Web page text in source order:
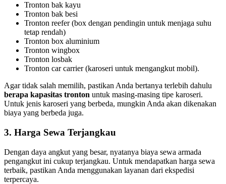
Tronton bak kayu
Tronton bak besi
Tronton reefer (box dengan pendingin untuk menjaga suhu
tetap rendah)
Tronton box aluminium
Tronton wingbox
Tronton losbak
Tronton car carrier (karoseri untuk mengangkut mobil).
Agar tidak salah memilih, pastikan Anda bertanya terlebih dahulu
berapa kapasitas tronton untuk masing-masing tipe karoseri.
Untuk jenis karoseri yang berbeda, mungkin Anda akan dikenakan
biaya yang berbeda juga.
3. Harga Sewa Terjangkau
Dengan daya angkut yang besar, nyatanya biaya sewa armada
pengangkut ini cukup terjangkau. Untuk mendapatkan harga sewa
terbaik, pastikan Anda menggunakan layanan dari ekspedisi
terpercaya.